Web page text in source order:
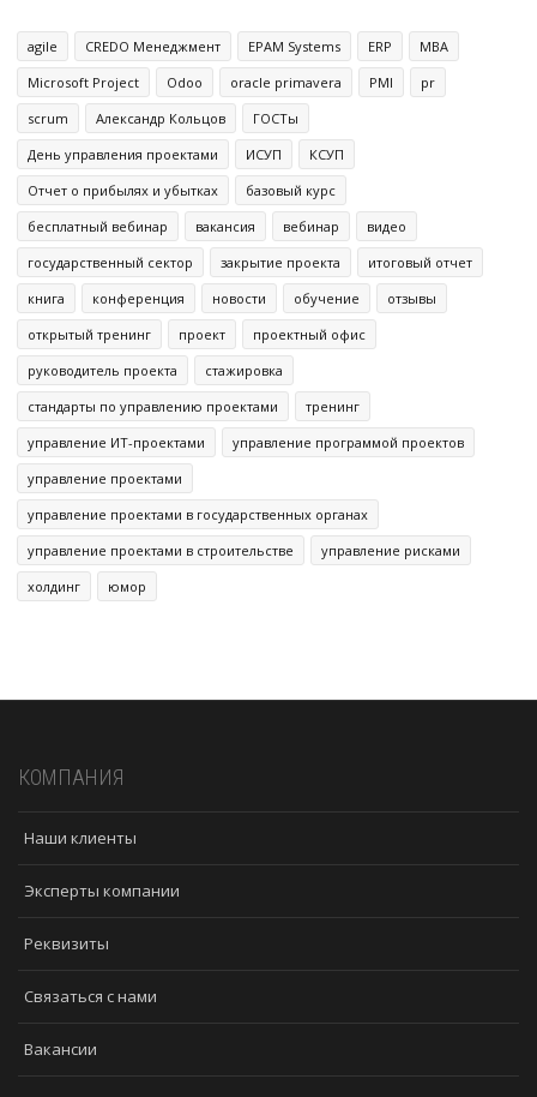
agile CREDO Менеджмент EPAM Systems ERP
MBA
Microsoft Project
Odoo oracle primavera PMI
pr
scrum
Александр Кольцов
ГОСТы
День управления проектами
ИСУП
КСУП
Отчет о прибылях и убытках
базовый курс
бесплатный вебинар
вакансия вебинар
видео
государственный сектор
закрытие проекта
итоговый отчет
книга
конференция новости обучение
отзывы
открытый тренинг
проект
проектный офис
руководитель проекта
стажировка
стандарты по управлению проектами
тренинг
управление ИТ-проектами
управление программой проектов
управление проектами
управление проектами в государственных органах
управление проектами в строительстве
управление рисками
холдинг
юмор
КОМПАНИЯ
Наши клиенты
Эксперты компании
Реквизиты
Связаться с нами
Вакансии